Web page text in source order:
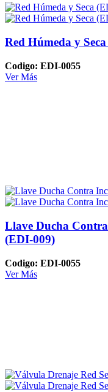
Red Húmeda y
Codigo: EDI-0055
Ver Más
Llave Ducha
(EDI-009)
Codigo: EDI-0055
Ver Más